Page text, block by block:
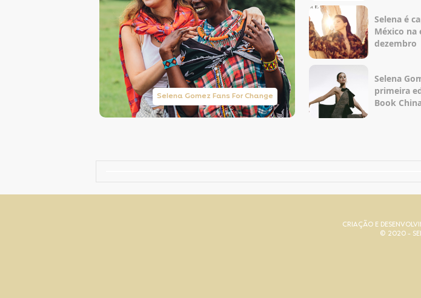
Selena Gomez Fans For Change
Selena é
México na
dezembro
Selena
primeira
Book
CRIAÇÃO E
© 2020 -